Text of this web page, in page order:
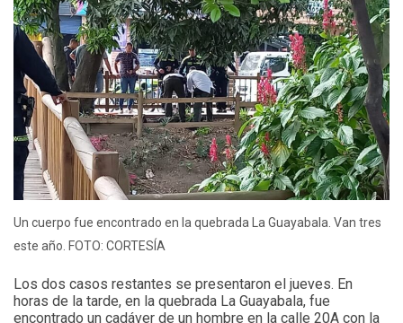
Un cuerpo fue encontrado en la quebrada La Guayabala. Van tres
este año. FOTO: CORTESÍA
Los dos casos restantes se presentaron el jueves. En
horas de la tarde, en la quebrada La Guayabala, fue
encontrado un cadáver de un hombre en la calle 20A con la